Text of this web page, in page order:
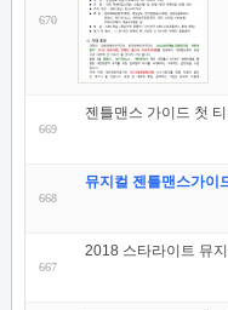
670
669
젠틀맨스 가이드 첫
668
뮤지컬 젠틀맨스가이
667
2018 스타라이트 뮤